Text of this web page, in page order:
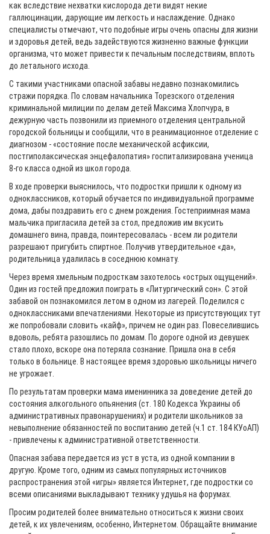
как вследствие нехватки кислорода дети видят некие
галлюцинации, дарующие им легкость и наслаждение. Однако
специалисты отмечают, что подобные игры очень опасны для жизни
и здоровья детей, ведь задействуются жизненно важные функции
организма, что может привести к печальным последствиям, вплоть
до летального исхода.
С такими участниками опасной забавы недавно познакомились
стражи порядка. По словам начальника Торезского отделения
криминальной милиции по делам детей Максима Хлопчура, в
дежурную часть позвонили из приемного отделения центральной
городской больницы и сообщили, что в реанимационное отделение с
диагнозом - «состояние после механической асфиксии,
постгиполаксическая энцефалопатия» госпитализирована ученица
8-го класса одной из школ города.
В ходе проверки выяснилось, что подростки пришли к одному из
одноклассников, который обучается по индивидуальной программе
дома, дабы поздравить его с днем рождения. Гостеприимная мама
мальчика пригласила детей за стол, предложив им вкусить
домашнего вина, правда, поинтересовалась - всем ли родители
разрешают пригубить спиртное. Получив утвердительное «да»,
родительница удалилась в соседнюю комнату.
Через время хмельным подросткам захотелось «острых ощущений».
Один из гостей предложил поиграть в «Литургический сон». С этой
забавой он познакомился летом в одном из лагерей. Поделился с
одноклассниками впечатлениями. Некоторые из присутствующих тут
же попробовали словить «кайф», причем не один раз. Повеселившись
вдоволь, ребята разошлись по домам. По дороге одной из девушек
стало плохо, вскоре она потеряла сознание. Пришла она в себя
только в больнице. В настоящее время здоровью школьницы ничего
не угрожает.
По результатам проверки мама именинника за доведение детей до
состояния алкогольного опьянения (ст. 180 Кодекса Украины об
административных правонарушениях) и родители школьников за
невыполнение обязанностей по воспитанию детей (ч.1 ст. 184 КУоАП)
- привлечены к административной ответственности.
Опасная забава передается из уст в уста, из одной компании в
другую. Кроме того, одним из самых популярных источников
распространения этой «игры» является Интернет, где подростки со
всеми описаниями выкладывают технику удушья на форумах.
Просим родителей более внимательно относиться к жизни своих
детей, к их увлечениям, особенно, Интернетом. Обращайте внимание